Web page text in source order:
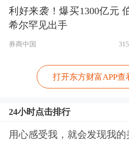
品会、金山云跌超5%
美联储现任主席鲍威
日到期，但其美联储理
利好来袭！爆买1300亿元
希尔罕见出手
券商中国
打开东方财富APP查
24小时点击排行
用心感受我，就会发现我的